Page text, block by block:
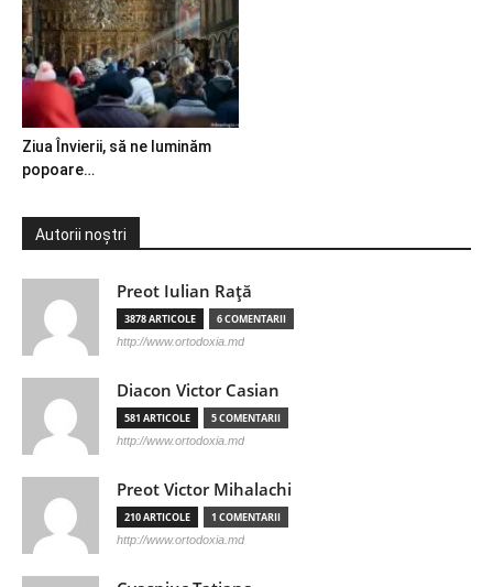
Ziua Învierii, să ne luminăm
popoare…
Autorii noștri
Preot Iulian Raţă
3878 ARTICOLE 6 COMENTARII
http://www.ortodoxia.md
Diacon Victor Casian
581 ARTICOLE 5 COMENTARII
http://www.ortodoxia.md
Preot Victor Mihalachi
210 ARTICOLE 1 COMENTARII
http://www.ortodoxia.md